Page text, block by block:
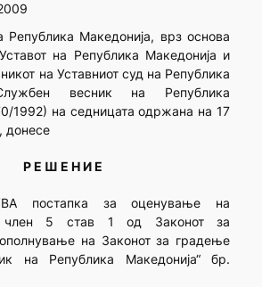
Република Македонија, врз основа
на Република Македонија и
на Уставниот суд на Република
весник на Република
1992) на седницата одржана на 17
донесе
Р Е Ш Е Н И Е
постапка за оценување на
член 5 став 1 од Законот за
на Законот за градење
на Република Македонија“ бр.